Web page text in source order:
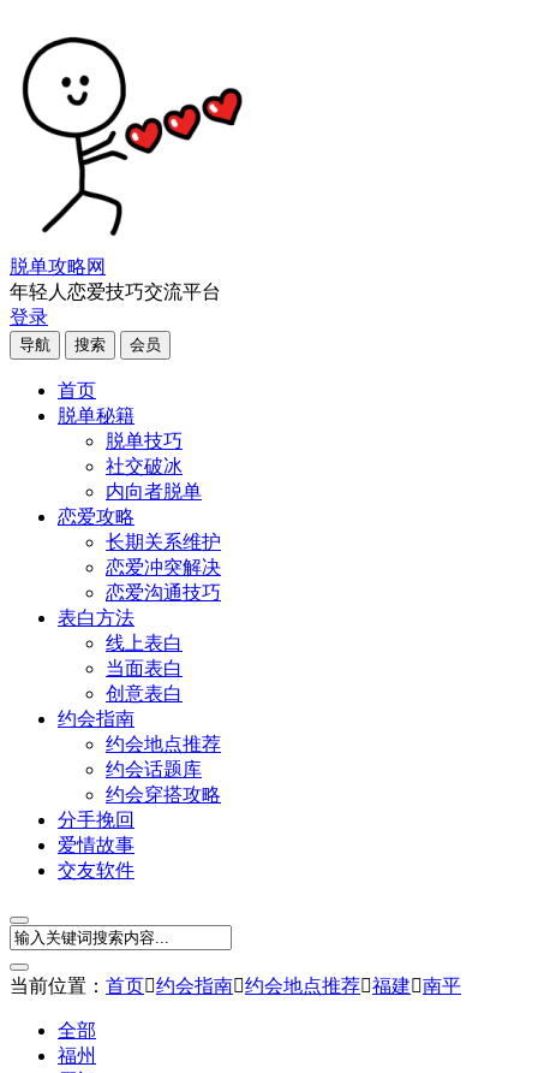
脱单攻略网
年轻人恋爱技巧交流平台
登录
导航 搜索 会员
首页
脱单秘籍
脱单技巧
社交破冰
内向者脱单
恋爱攻略
长期关系维护
恋爱冲突解决
恋爱沟通技巧
表白方法
线上表白
当面表白
创意表白
约会指南
约会地点推荐
约会话题库
约会穿搭攻略
分手挽回
爱情故事
交友软件
当前位置： 首页约会指南约会地点推荐福建南平
全部
福州